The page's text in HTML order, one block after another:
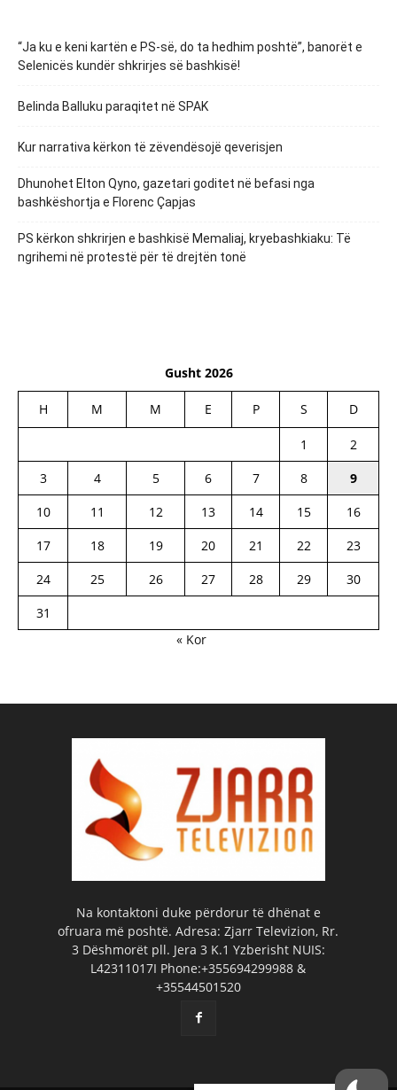
“Ja ku e keni kartën e PS-së, do ta hedhim poshtë”, banorët e
Selenicës kundër shkrirjes së bashkisë!
Belinda Balluku paraqitet në SPAK
Kur narrativa kërkon të zëvendësojë qeverisjen
Dhunohet Elton Qyno, gazetari goditet në befasi nga
bashkëshortja e Florenc Çapjas
PS kërkon shkrirjen e bashkisë Memaliaj, kryebashkiaku: Të
ngrihemi në protestë për të drejtën tonë
Gusht 2026
H M M E P S D
1
2
3
4 5 6 7 8
9
10
11 12 13 14 15
16
17
18 19 20 21 22
23
24
25 26 27 28 29
30
31
« Kor
Na kontaktoni duke përdorur të dhënat e
ofruara më poshtë. Adresa: Zjarr Televizion, Rr.
3 Dëshmorët pll. Jera 3 K.1 Yzberisht NUIS:
L42311017I Phone:+355694299988 &
+35544501520